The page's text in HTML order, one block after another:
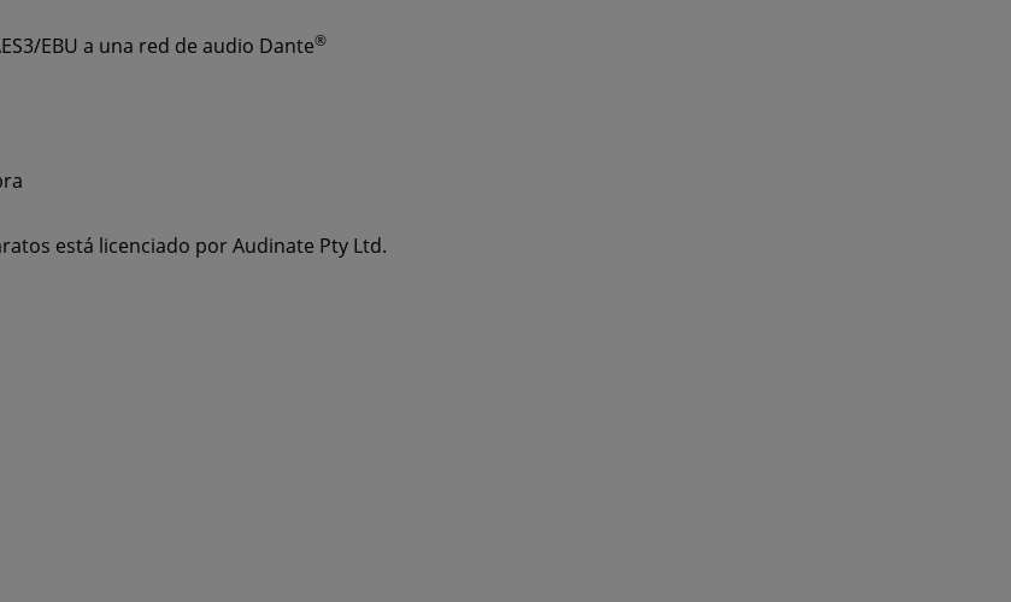
EBU a una red de audio Dante®
está licenciado por Audinate Pty Ltd.